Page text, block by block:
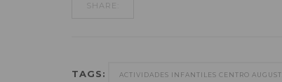
SHARE:
TAGS: ACTIVIDADES INFANTILES CENTRO